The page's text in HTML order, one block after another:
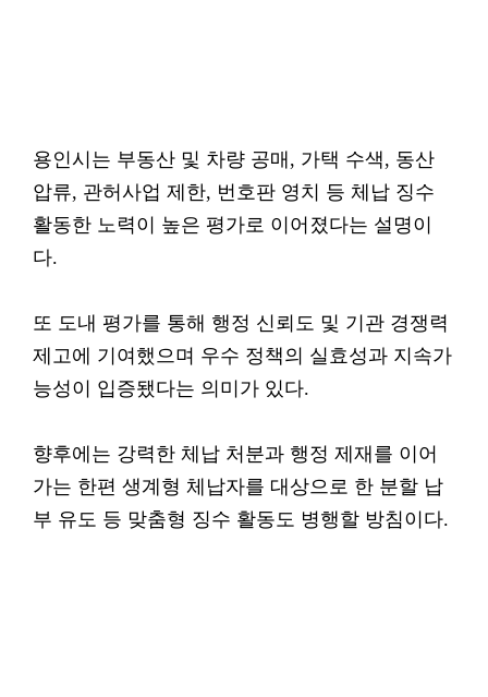
용인시는 부동산 및 차량 공매, 가택 수색, 동산
압류, 관허사업 제한, 번호판 영치 등 체납 징수
활동한 노력이 높은 평가로 이어졌다는 설명이
다.
또 도내 평가를 통해 행정 신뢰도 및 기관 경쟁력
제고에 기여했으며 우수 정책의 실효성과 지속가
능성이 입증됐다는 의미가 있다.
향후에는 강력한 체납 처분과 행정 제재를 이어
가는 한편 생계형 체납자를 대상으로 한 분할 납
부 유도 등 맞춤형 징수 활동도 병행할 방침이다.